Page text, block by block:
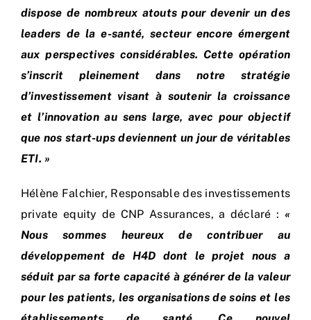
dispose de nombreux atouts pour devenir un des
leaders de la e-santé, secteur encore émergent
aux perspectives considérables. Cette opération
s’inscrit pleinement dans notre stratégie
d’investissement visant à soutenir la croissance
et l’innovation au sens large, avec pour objectif
que nos start-ups deviennent un jour de véritables
ETI. »
Hélène Falchier, Responsable des investissements
private equity de CNP Assurances, a déclaré : «
Nous sommes heureux de contribuer au
développement de H4D dont le projet nous a
séduit par sa forte capacité à générer de la valeur
pour les patients, les organisations de soins et les